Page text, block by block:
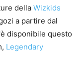
della Wizkids
a partire dal
disponibile questo
Legendary